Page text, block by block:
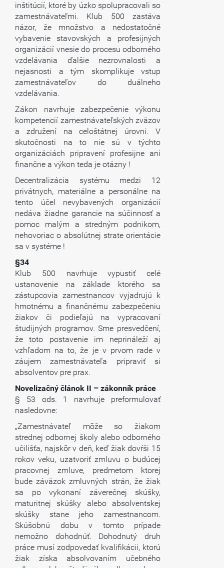
inštitúcií, ktoré by úzko spolupracovali so
zamestnávateľmi. Klub 500 zastáva
názor, že množstvo a nedostatočné
vybavenie stavovských a profesijných
organizácií vnesie do procesu odborného
vzdelávania ďalšie nezrovnalosti a
nejasnosti a tým skomplikuje vstup
zamestnávateľov do duálneho
vzdelávania.
Zákon navrhuje zabezpečenie výkonu
kompetencií zamestnávateľských zväzov
a združení na celoštátnej úrovni. V
skutočnosti na to nie sú v týchto
organizáciách pripravení profesijne ani
finančne a výkon teda je otázny !
Decentralizácia systému medzi 12
privátnych, materiálne a personálne na
tento účel nevybavených organizácií
nedáva žiadne garancie na súčinnosť a
pomoc malým a stredným podnikom,
nehovoriac o absolútnej strate orientácie
sa v systéme !
§34
Klub 500 navrhuje vypustiť celé
ustanovenie na základe ktorého sa
zástupcovia zamestnancov vyjadrujú k
hmotnému a finančnému zabezpečeniu
žiakov či podieľajú na vypracovaní
študijných programov. Sme presvedčení,
že toto postavenie im neprináleží aj
vzhľadom na to, že je v prvom rade v
záujem zamestnávateľa pripraviť si
absolventov pre prax.
Novelizačný článok II – zákonník práce
§ 53 ods. 1 navrhuje preformulovať
nasledovne:
„Zamestnávateľ môže so žiakom
strednej odbornej školy alebo odborného
učilišťa, najskôr v deň, keď žiak dovŕši 15
rokov veku, uzatvoriť zmluvu o budúcej
pracovnej zmluve, predmetom ktorej
bude záväzok zmluvných strán, že žiak
sa po vykonaní záverečnej skúšky,
maturitnej skúšky alebo absolventskej
skúšky stane jeho zamestnancom.
Skúšobnú dobu v tomto prípade
nemožno dohodnúť. Dohodnutý druh
práce musí zodpovedať kvalifikácii, ktorú
žiak získa absolvovaním učebného